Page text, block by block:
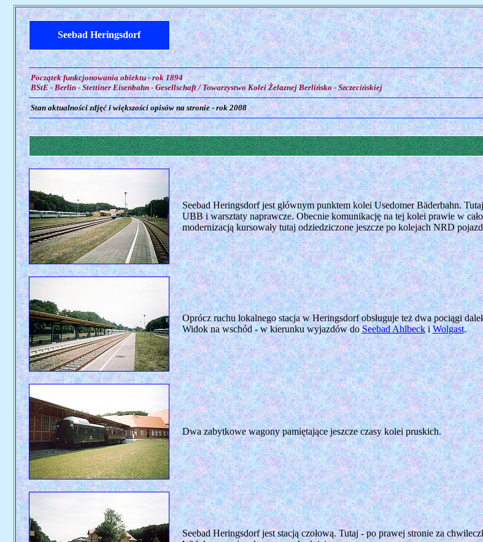
Seebad Heringsdorf
Początek funkcjonowania obiektu - rok 1894
BStE - Berlin - Stettiner Eisenbahn - Gesellschaft / Towarzystwo Kolei Żelaznej Berlińsko - Szczecińskiej
Stan aktualności zdjęć i większości opisów na stronie - rok 2008
Seebad Heringsdorf jest głównym punktem kolei Usedomer Bäderbahn.
UBB i warsztaty naprawcze. Obecnie komunikację na tej kolei prawie w
modernizacją kursowały tutaj odziedziczone jeszcze po kolejach NRD
Oprócz ruchu lokalnego stacja w Heringsdorf obsługuje też dwa pociągi
Widok na wschód - w kierunku wyjazdów doSeebad AhlbeckiWolgast.
Dwa zabytkowe wagony pamiętające jeszcze czasy kolei pruskich.
Seebad Heringsdorf jest stacją czołową. Tutaj - po prawej stronie za